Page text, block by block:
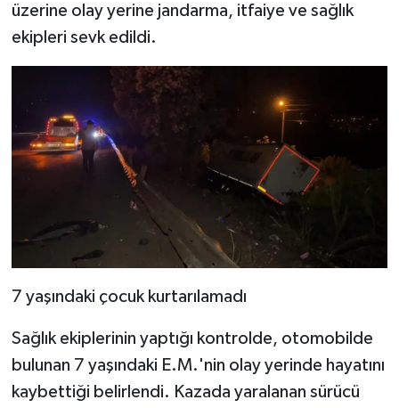
üzerine olay yerine jandarma, itfaiye ve sağlık
ekipleri sevk edildi.
7 yaşındaki çocuk kurtarılamadı
Sağlık ekiplerinin yaptığı kontrolde, otomobilde
bulunan 7 yaşındaki E.M.'nin olay yerinde hayatını
kaybettiği belirlendi. Kazada yaralanan sürücü